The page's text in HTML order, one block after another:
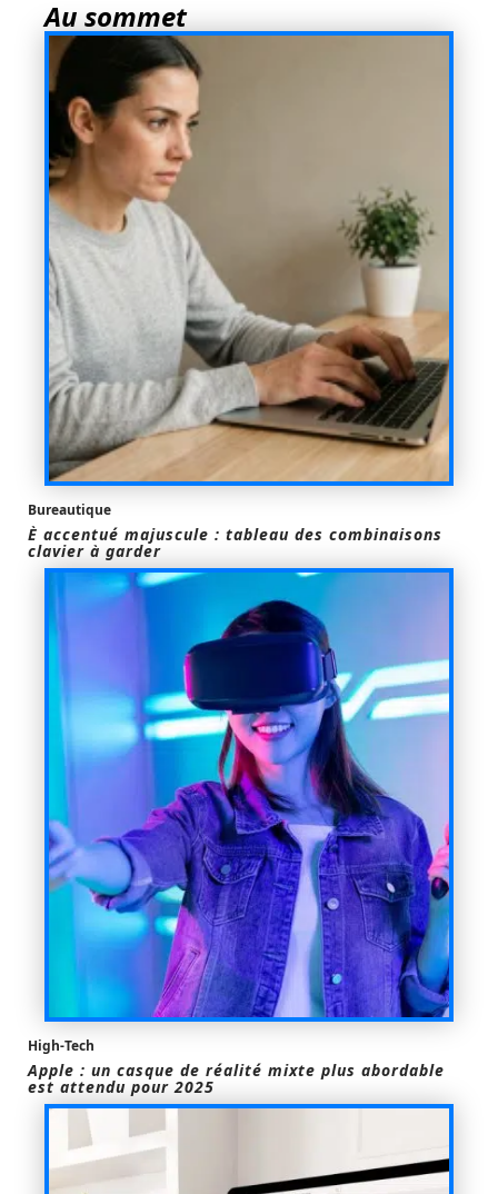
Au sommet
Bureautique
È accentué majuscule : tableau des combinaisons
clavier à garder
High-Tech
Apple : un casque de réalité mixte plus abordable
est attendu pour 2025